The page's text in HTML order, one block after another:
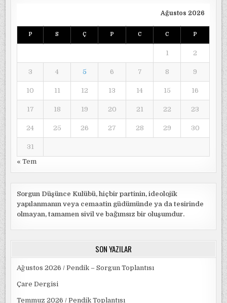
Ağustos 2026
P S Ç P C C P
1 2
3 4 5 6 7 8 9
10 11 12 13 14 15 16
17 18 19 20 21 22 23
24 25 26 27 28 29 30
31
« Tem
Sorgun Düşünce Kulübü, hiçbir partinin, ideolojik
yapılanmanın veya cemaatin güdümünde ya da tesirinde
olmayan, tamamen sivil ve bağımsız bir oluşumdur.
SON YAZILAR
Ağustos 2026 / Pendik – Sorgun Toplantısı
Çare Dergisi
Temmuz 2026 / Pendik Toplantısı